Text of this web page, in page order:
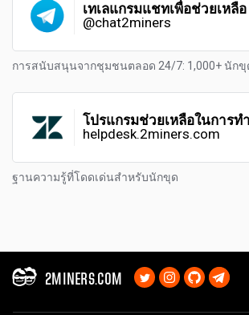
เทเลแกรมแชทเพื่อช่วยเหลือ
@chat2miners
การสนับสนุนจากชุมชนตลอด 24/7: 1,000+ นักขุ
โปรแกรมช่วยเหลือในการท
helpdesk.2miners.com
ฐานความรู้ที่โดดเด่นสำหรับนักขุด
2MINERS.COM